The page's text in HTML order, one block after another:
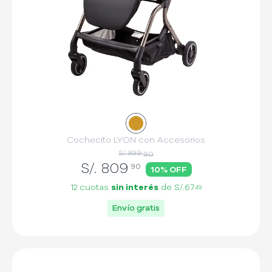
Cochecito LYON con Accesorios
S/. 899 90
S/. 809 90 10% OFF
12 cuotas sin interés de S/.6749
Envío gratis